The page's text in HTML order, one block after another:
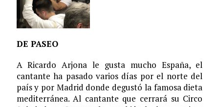
DE PASEO
A Ricardo Arjona le gusta mucho España, el
cantante ha pasado varios días por el norte del
país y por Madrid donde degustó la famosa dieta
mediterránea. Al cantante que cerrará su Circo